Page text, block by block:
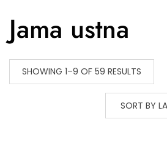
Jama ustna
SHOWING 1–9 OF 59 RESULTS